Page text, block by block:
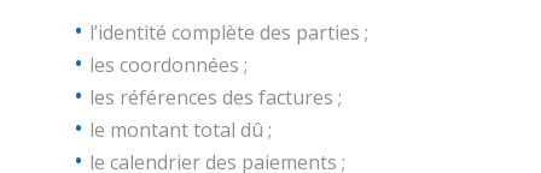
l’identité complète des parties ;
les coordonnées ;
les références des factures ;
le montant total dû ;
le calendrier des paiements ;